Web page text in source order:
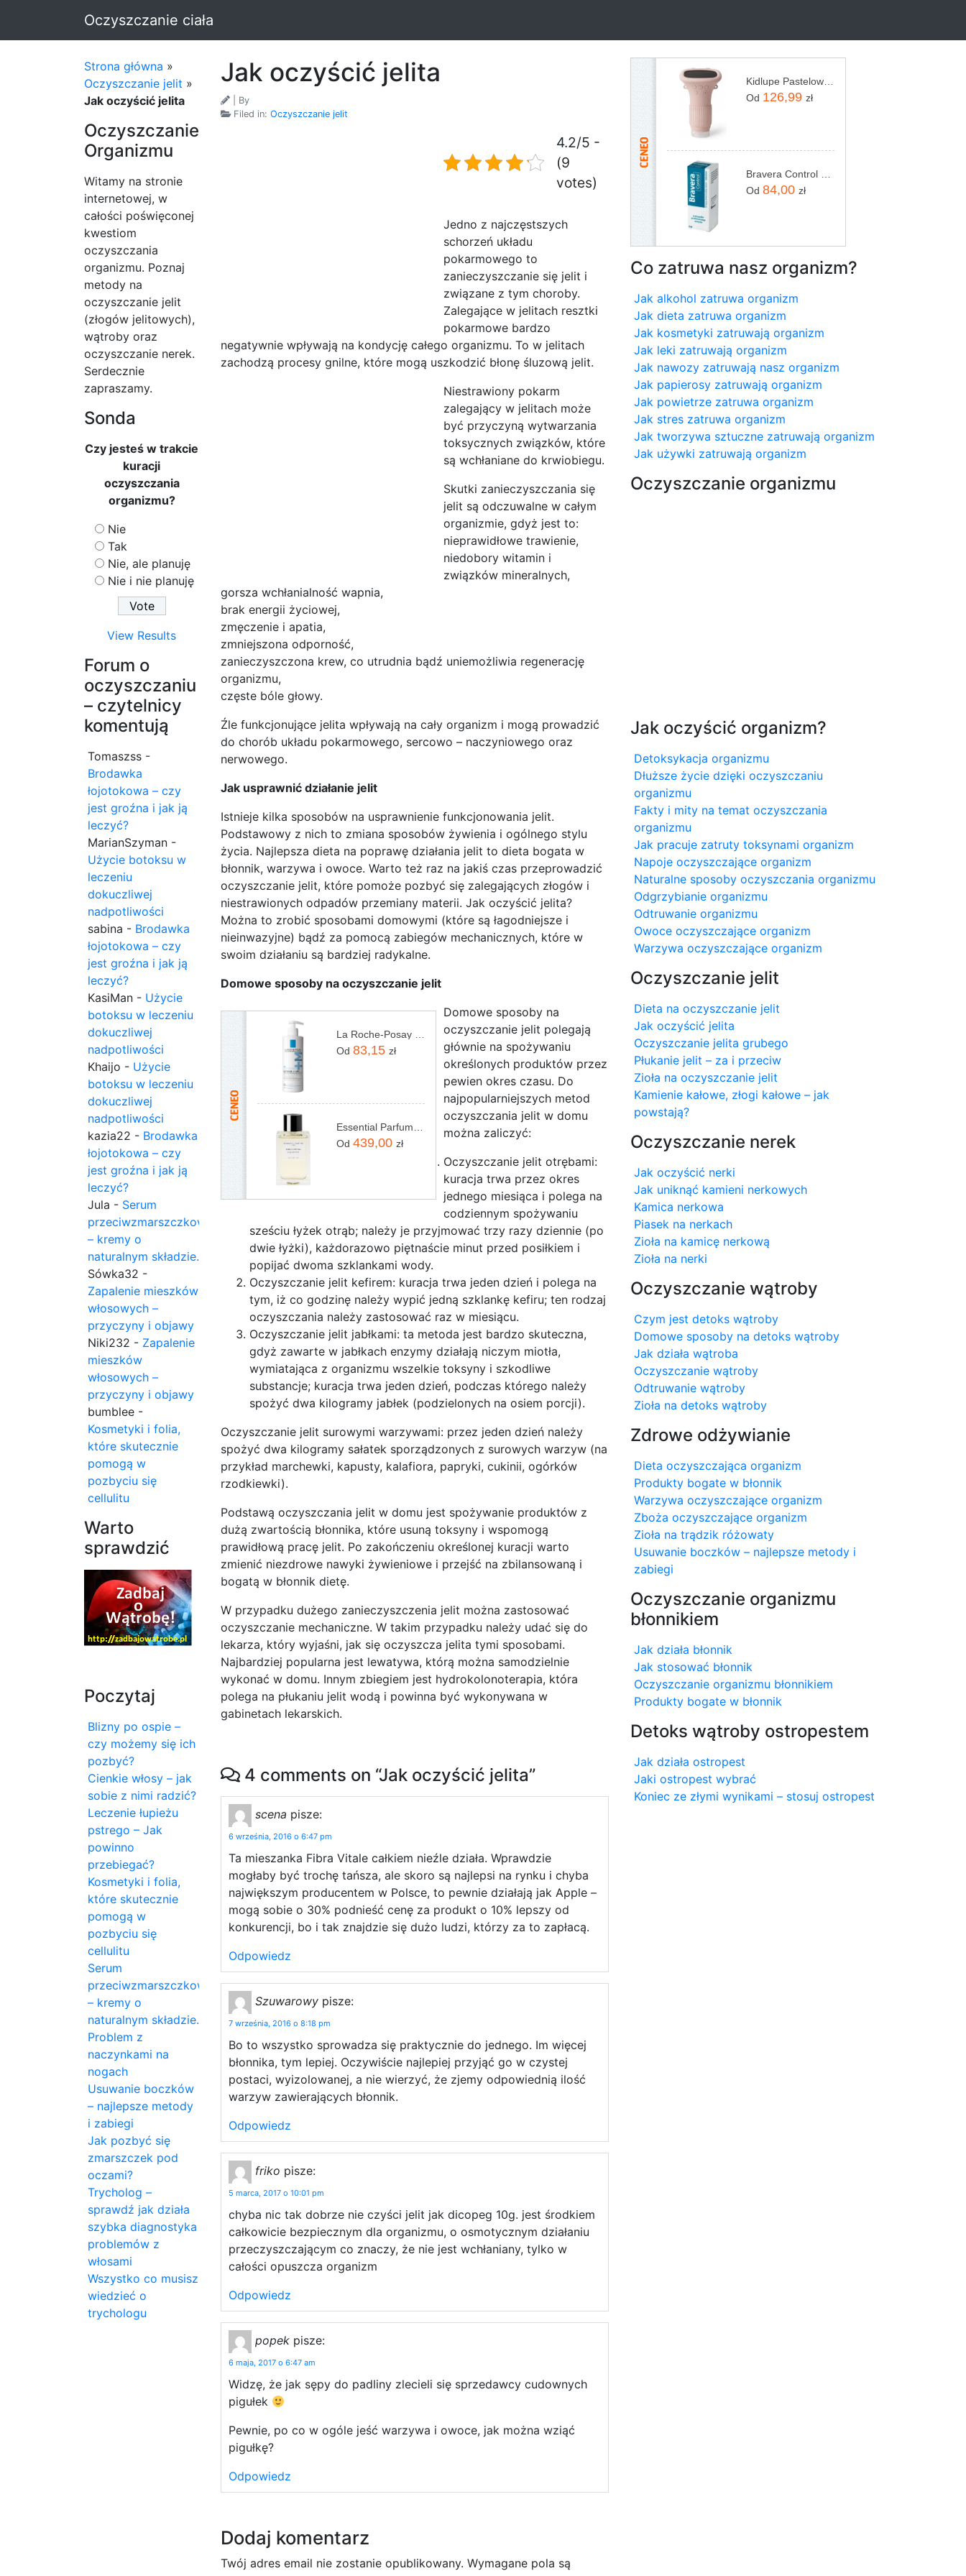
Oczyszczanie ciała
Strona główna »
Oczyszczanie jelit »
Jak oczyścić jelita
Oczyszczanie
Organizmu
Witamy na stronie
internetowej, w
całości poświęconej
kwestiom
oczyszczania
organizmu. Poznaj
metody na
oczyszczanie jelit
(złogów jelitowych),
wątroby oraz
oczyszczanie nerek.
Serdecznie
zapraszamy.
Sonda
Czy jesteś w trakcie
kuracji
oczyszczania
organizmu?
Nie
Tak
Nie, ale planuję
Nie i nie planuję
View Results
Forum o
oczyszczaniu
– czytelnicy
komentują
Tomaszss -
Brodawka
łojotokowa – czy
jest groźna i jak ją
leczyć?
MarianSzyman -
Użycie botoksu w
leczeniu
dokuczliwej
nadpotliwości
sabina - Brodawka
łojotokowa – czy
jest groźna i jak ją
leczyć?
KasiMan - Użycie
botoksu w leczeniu
dokuczliwej
nadpotliwości
Khaijo - Użycie
botoksu w leczeniu
dokuczliwej
nadpotliwości
kazia22 - Brodawka
łojotokowa – czy
jest groźna i jak ją
leczyć?
Jula - Serum
przeciwzmarszczkowe
– kremy o
naturalnym składzie.
Sówka32 -
Zapalenie mieszków
włosowych –
przyczyny i objawy
Niki232 - Zapalenie
mieszków
włosowych –
przyczyny i objawy
bumblee -
Kosmetyki i folia,
które skutecznie
pomogą w
pozbyciu się
cellulitu
Warto
sprawdzić
Poczytaj
Blizny po ospie –
czy możemy się ich
pozbyć?
Cienkie włosy – jak
sobie z nimi radzić?
Leczenie łupieżu
pstrego – Jak
powinno
przebiegać?
Kosmetyki i folia,
które skutecznie
pomogą w
pozbyciu się
cellulitu
Serum
przeciwzmarszczkowe
– kremy o
naturalnym składzie.
Problem z
naczynkami na
nogach
Usuwanie boczków
– najlepsze metody
i zabiegi
Jak pozbyć się
zmarszczek pod
oczami?
Trycholog –
sprawdź jak działa
szybka diagnostyka
problemów z
włosami
Wszystko co musisz
wiedzieć o
trychologu
Jak oczyścić jelita
| By
Filed in: Oczyszczanie jelit
4.2/5 -
(9
votes)
Jedno z najczęstszych
schorzeń układu
pokarmowego to
zanieczyszczanie się jelit i
związane z tym choroby.
Zalegające w jelitach resztki
pokarmowe bardzo
negatywnie wpływają na kondycję całego organizmu. To w jelitach
zachodzą procesy gnilne, które mogą uszkodzić błonę śluzową jelit.
Niestrawiony pokarm
zalegający w jelitach może
być przyczyną wytwarzania
toksycznych związków, które
są wchłaniane do krwiobiegu.
Skutki zanieczyszczania się
jelit są odczuwalne w całym
organizmie, gdyż jest to:
nieprawidłowe trawienie,
niedobory witamin i
związków mineralnych,
gorsza wchłanialność wapnia,
brak energii życiowej,
zmęczenie i apatia,
zmniejszona odporność,
zanieczyszczona krew, co utrudnia bądź uniemożliwia regenerację
organizmu,
częste bóle głowy.
Źle funkcjonujące jelita wpływają na cały organizm i mogą prowadzić
do chorób układu pokarmowego, sercowo – naczyniowego oraz
nerwowego.
Jak usprawnić działanie jelit
Istnieje kilka sposobów na usprawnienie funkcjonowania jelit.
Podstawowy z nich to zmiana sposobów żywienia i ogólnego stylu
życia. Najlepsza dieta na poprawę działania jelit to dieta bogata w
błonnik, warzywa i owoce. Warto też raz na jakiś czas przeprowadzić
oczyszczanie jelit, które pomoże pozbyć się zalegających złogów i
niestrawionych odpadów przemiany materii. Jak oczyścić jelita?
Można to zrobić sposobami domowymi (które są łagodniejsze i
nieinwazyjne) bądź za pomocą zabiegów mechanicznych, które w
swoim działaniu są bardziej radykalne.
Domowe sposoby na oczyszczanie jelit
Od 83,15 zł
Od 439,00 zł
Domowe sposoby na
oczyszczanie jelit polegają
głównie na spożywaniu
określonych produktów przez
pewien okres czasu. Do
najpopularniejszych metod
oczyszczania jelit w domu
można zaliczyć:
Oczyszczanie jelit otrębami:
kuracja trwa przez okres
jednego miesiąca i polega na
codziennym spożywaniu
sześciu łyżek otrąb; należy je przyjmować trzy razy dziennie (po
dwie łyżki), każdorazowo piętnaście minut przed posiłkiem i
popijać dwoma szklankami wody.
Oczyszczanie jelit kefirem: kuracja trwa jeden dzień i polega na
tym, iż co godzinę należy wypić jedną szklankę kefiru; ten rodzaj
oczyszczania należy zastosować raz w miesiącu.
Oczyszczanie jelit jabłkami: ta metoda jest bardzo skuteczna,
gdyż zawarte w jabłkach enzymy działają niczym miotła,
wymiatająca z organizmu wszelkie toksyny i szkodliwe
substancje; kuracja trwa jeden dzień, podczas którego należy
spożyć dwa kilogramy jabłek (podzielonych na osiem porcji).
Oczyszczanie jelit surowymi warzywami: przez jeden dzień należy
spożyć dwa kilogramy sałatek sporządzonych z surowych warzyw (na
przykład marchewki, kapusty, kalafiora, papryki, cukinii, ogórków
rzodkiewki).
Podstawą oczyszczania jelit w domu jest spożywanie produktów z
dużą zwartością błonnika, które usuną toksyny i wspomogą
prawidłową pracę jelit. Po zakończeniu określonej kuracji warto
zmienić niezdrowe nawyki żywieniowe i przejść na zbilansowaną i
bogatą w błonnik dietę.
W przypadku dużego zanieczyszczenia jelit można zastosować
oczyszczanie mechaniczne. W takim przypadku należy udać się do
lekarza, który wyjaśni, jak się oczyszcza jelita tymi sposobami.
Najbardziej popularna jest lewatywa, którą można samodzielnie
wykonać w domu. Innym zbiegiem jest hydrokolonoterapia, która
polega na płukaniu jelit wodą i powinna być wykonywana w
gabinetach lekarskich.
4 comments on “Jak oczyścić jelita”
scena pisze:
6 września, 2016 o 6:47 pm
Ta mieszanka Fibra Vitale całkiem nieźle działa. Wprawdzie
mogłaby być trochę tańsza, ale skoro są najlepsi na rynku i chyba
największym producentem w Polsce, to pewnie działają jak Apple –
mogą sobie o 30% podnieść cenę za produkt o 10% lepszy od
konkurencji, bo i tak znajdzie się dużo ludzi, którzy za to zapłacą.
Odpowiedz
Szuwarowy pisze:
7 września, 2016 o 8:18 pm
Bo to wszystko sprowadza się praktycznie do jednego. Im więcej
błonnika, tym lepiej. Oczywiście najlepiej przyjąć go w czystej
postaci, wyizolowanej, a nie wierzyć, że zjemy odpowiednią ilość
warzyw zawierających błonnik.
Odpowiedz
friko pisze:
5 marca, 2017 o 10:01 pm
chyba nic tak dobrze nie czyści jelit jak dicopeg 10g. jest środkiem
całkowicie bezpiecznym dla organizmu, o osmotycznym działaniu
przeczyszczającym co znaczy, że nie jest wchłaniany, tylko w
całości opuszcza organizm
Odpowiedz
popek pisze:
6 maja, 2017 o 6:47 am
Widzę, że jak sępy do padliny zlecieli się sprzedawcy cudownych
pigułek
Pewnie, po co w ogóle jeść warzywa i owoce, jak można wziąć
pigułkę?
Odpowiedz
Dodaj komentarz
Twój adres email nie zostanie opublikowany. Wymagane pola są
Od 126,99 zł
Od 84,00 zł
Co zatruwa nasz organizm?
Jak alkohol zatruwa organizm
Jak dieta zatruwa organizm
Jak kosmetyki zatruwają organizm
Jak leki zatruwają organizm
Jak nawozy zatruwają nasz organizm
Jak papierosy zatruwają organizm
Jak powietrze zatruwa organizm
Jak stres zatruwa organizm
Jak tworzywa sztuczne zatruwają organizm
Jak używki zatruwają organizm
Oczyszczanie organizmu
Jak oczyścić organizm?
Detoksykacja organizmu
Dłuższe życie dzięki oczyszczaniu
organizmu
Fakty i mity na temat oczyszczania
organizmu
Jak pracuje zatruty toksynami organizm
Napoje oczyszczające organizm
Naturalne sposoby oczyszczania organizmu
Odgrzybianie organizmu
Odtruwanie organizmu
Owoce oczyszczające organizm
Warzywa oczyszczające organizm
Oczyszczanie jelit
Dieta na oczyszczanie jelit
Jak oczyścić jelita
Oczyszczanie jelita grubego
Płukanie jelit – za i przeciw
Zioła na oczyszczanie jelit
Kamienie kałowe, złogi kałowe – jak
powstają?
Oczyszczanie nerek
Jak oczyścić nerki
Jak uniknąć kamieni nerkowych
Kamica nerkowa
Piasek na nerkach
Zioła na kamicę nerkową
Zioła na nerki
Oczyszczanie wątroby
Czym jest detoks wątroby
Domowe sposoby na detoks wątroby
Jak działa wątroba
Oczyszczanie wątroby
Odtruwanie wątroby
Zioła na detoks wątroby
Zdrowe odżywianie
Dieta oczyszczająca organizm
Produkty bogate w błonnik
Warzywa oczyszczające organizm
Zboża oczyszczające organizm
Zioła na trądzik różowaty
Usuwanie boczków – najlepsze metody i
zabiegi
Oczyszczanie organizmu
błonnikiem
Jak działa błonnik
Jak stosować błonnik
Oczyszczanie organizmu błonnikiem
Produkty bogate w błonnik
Detoks wątroby ostropestem
Jak działa ostropest
Jaki ostropest wybrać
Koniec ze złymi wynikami – stosuj ostropest